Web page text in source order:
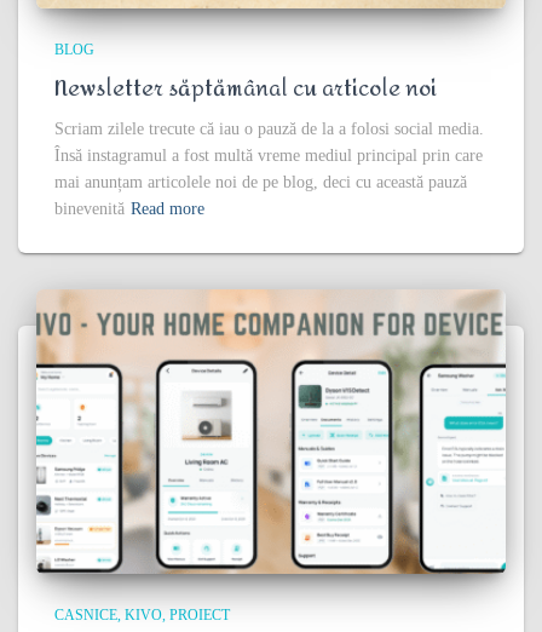
BLOG
Newsletter săptămânal cu articole noi
Scriam zilele trecute că iau o pauză de la a folosi social media.
Însă instagramul a fost multă vreme mediul principal prin care
mai anunțam articolele noi de pe blog, deci cu această pauză
binevenită Read more
CASNICE KIVO PROIECT